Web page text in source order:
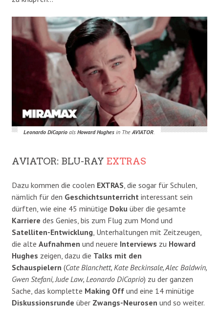
Leonardo DiCaprioals Howard Hughesin TheAVIATOR.
AVIATOR: BLU-RAY EXTRAS
Dazu kommen die coolen EXTRAS, die sogar für Schulen,
nämlich für den Geschichtsunterricht interessant sein
dürften, wie eine 45 minütige Doku über die gesamte
Karriere des Genies, bis zum Flug zum Mond und
Satelliten-Entwicklung, Unterhaltungen mit Zeitzeugen,
die alte Aufnahmen und neuere Interviews zu Howard
Hughes zeigen, dazu die Talks mit den
Schauspielern (Cate Blanchett, Kate Beckinsale, Alec Baldwin,
Gwen Stefani, Jude Law, Leonardo DiCaprio) zu der ganzen
Sache, das komplette Making Off und eine 14 minütige
Diskussionsrunde über Zwangs-Neurosen und so weiter.